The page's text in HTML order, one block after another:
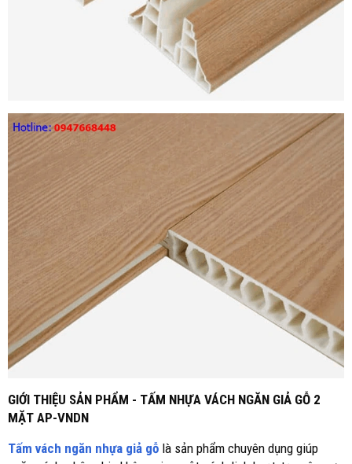
GIỚI THIỆU SẢN PHẨM - TẤM NHỰA VÁCH NGĂN GIẢ GỖ 2
MẶT AP-VNDN
Tấm vách ngăn nhựa giả gỗ là sản phẩm chuyên dụng giúp